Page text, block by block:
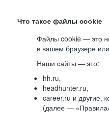
Что такое файлы cookie
Файлы cookie — это
в вашем браузере
Наши сайты — это:
hh.ru,
headhunter.ru,
career.ru и другие,
(далее —